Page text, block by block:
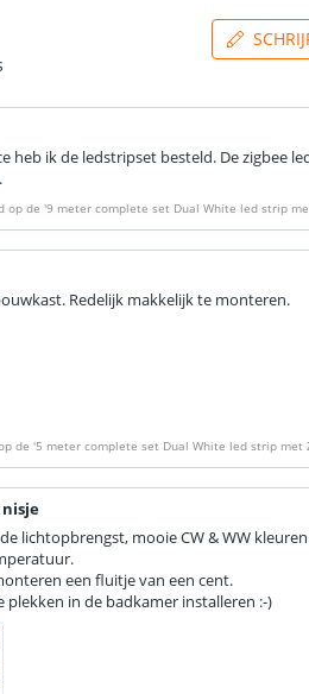
heb ik de ledstripset besteld. De zigbee
op de '9 meter complete set Dual White led strip
Tuya SmartLife en vele anderen'
Redelijk makkelijk te monteren.
de '5 meter complete set Dual White led strip met
SmartLife en vele anderen'
lichtopbrengst, mooie CW & WW
een fluitje van een cent.
in de badkamer installeren :-)